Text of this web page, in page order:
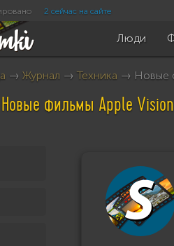
2 сейчас на сайте
Люди
→ Журнал → Техника → Новые
Новые фильмы Apple